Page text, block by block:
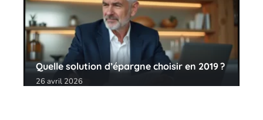
Quelle solution d’épargne choisir en 2019 ?
26 avril 2026